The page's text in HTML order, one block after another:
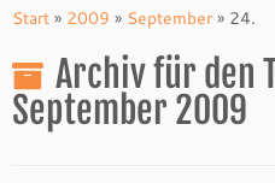
Inhalt
Start » 2009 » September » 24.
Archiv für den
September 2009